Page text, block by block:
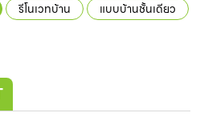
รีโนเวทบ้าน แบบบ้านชั้นเดียว